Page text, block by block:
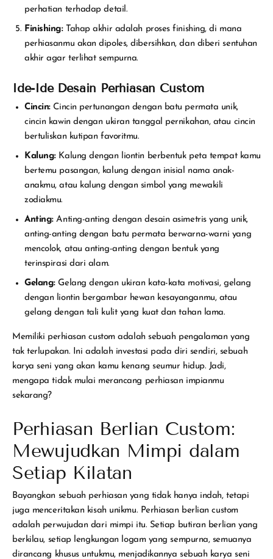
perhatian terhadap detail.
Finishing:Tahap akhir adalah proses finishing, di mana
perhiasanmu akan dipoles, dibersihkan, dan diberi sentuhan
akhir agar terlihat sempurna.
Ide-Ide Desain Perhiasan Custom
Cincin:Cincin pertunangan dengan batu permata unik,
cincin kawin dengan ukiran tanggal pernikahan, atau cincin
bertuliskan kutipan favoritmu.
Kalung:Kalung dengan liontin berbentuk peta tempat kamu
bertemu pasangan, kalung dengan inisial nama anak-
anakmu, atau kalung dengan simbol yang mewakili
zodiakmu.
Anting:Anting-anting dengan desain asimetris yang unik,
anting-anting dengan batu permata berwarna-warni yang
mencolok, atau anting-anting dengan bentuk yang
terinspirasi dari alam.
Gelang:Gelang dengan ukiran kata-kata motivasi, gelang
dengan liontin bergambar hewan kesayanganmu, atau
gelang dengan tali kulit yang kuat dan tahan lama.
Memiliki perhiasan custom adalah sebuah pengalaman yang
tak terlupakan. Ini adalah investasi pada diri sendiri, sebuah
karya seni yang akan kamu kenang seumur hidup. Jadi,
mengapa tidak mulai merancang perhiasan impianmu
sekarang?
Perhiasan Berlian Custom:
Mewujudkan Mimpi dalam
Setiap Kilatan
Bayangkan sebuah perhiasan yang tidak hanya indah, tetapi
juga menceritakan kisah unikmu. Perhiasan berlian custom
adalah perwujudan dari mimpi itu. Setiap butiran berlian yang
berkilau, setiap lengkungan logam yang sempurna, semuanya
dirancang khusus untukmu, menjadikannya sebuah karya seni